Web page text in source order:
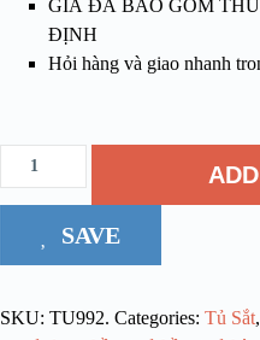
GIÁ ĐÃ BAO GỒM
ĐỊNH
Hỏi hàng và giao nhanh
SAVE
SKU: TU992. Categories: Tủ Sắt,